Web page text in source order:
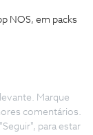
NOS, em packs
Marque
comentários.
para estar